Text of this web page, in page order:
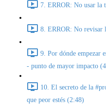
7. ERROR: No usar la
8. ERROR: No revisar
9. Por dónde empezar
- punto de mayor impacto
10. El secreto de la
que peor estés (2:48)